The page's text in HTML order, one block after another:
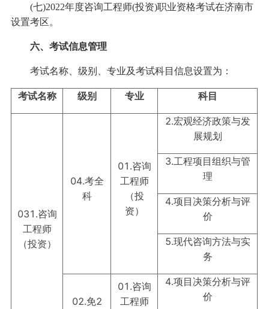
(七)2022年度咨询工程师(投资)职业资格考试在济南市
设置考区。
六、考试信息管理
考试名称、级别、专业及考试科目信息设置为：
考试名称 级别 专业 科目
031.咨询
工程师
（投资）
04.考全
科
01.咨询
工程师
（投
资）
2.宏观经济政策与发
展规划
3.工程项目组织与管
理
4.项目决策分析与评
价
5.现代咨询方法与实
务
02.免2
01.咨询
工程师
4.项目决策分析与评
价